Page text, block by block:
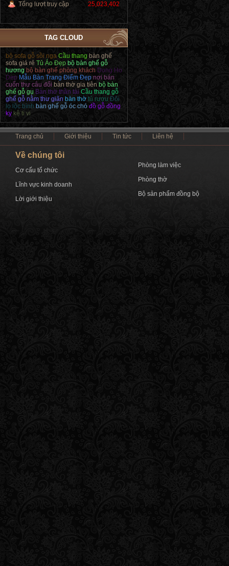
Tổng lượt truy cập
25,023,402
TAG CLOUD
bộ sofa gỗ sồi nga Cầu thang bàn ghế
sofa giá rẻ Tủ Áo Đẹp bộ bàn ghế gỗ
hương bộ bàn ghế phòng khách Dong Ho
Dep Mẫu Bàn Trang Điểm Đẹp nơi bán
cuốn thư câu đối bàn thờ gia tiên bộ bàn
ghế gỗ gụ Bàn thờ thần tài Cầu thang gỗ
ghế gỗ nằm thư giãn bàn thờ tủ rượu Đôi
lọ lộc bình bàn ghế gỗ óc chó đồ gỗ đồng
kỵ kệ ti vi
Trang chủ Giới thiệu Tin tức Liên hệ
Về chúng tôi
Cơ cấu tổ chức
Lĩnh vực kinh doanh
Lời giới thiệu
Phòng làm việc
Phòng thờ
Bộ sản phẩm đồng bộ